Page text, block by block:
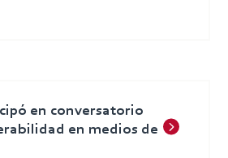
en conversatorio
en medios de